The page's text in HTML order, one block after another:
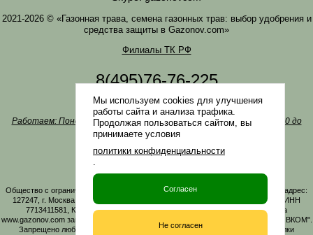
2021-2026 © «Газонная трава, семена газонных трав: выбор удобрения и
средства защиты в Gazonov.com»
Филиалы ТК РФ
8(495)76-76-225
8(985)76-76-335
Наша почтаinfo@gazonov.com
Работаем: Понедельник-четверг с 10:00 до 18:00, пятница - с 10:00 до
17:00
Наши награды и письма
Политика конфиденциальности
Заказать обратный звонок
Общество с ограниченной ответственностью «ГАЗОНОВКОМ» Юридический адрес:
127247, г. Москва, Дмитровское ш., д. 100, стр. 2, этаж 01, помещение 3106 ИНН
7713411581, КПП 771301001 ОГРН 1167746161219. Все материалы сайта
www.gazonov.com защищены авторским правом и принадлежат ООО "ГАЗОНОВКОМ".
Запрещено любое копирование материалов сайта без активной гиперссылки
Мы используем cookies для улучшения
работы сайта и анализа трафика.
Продолжая пользоваться сайтом, вы
принимаете условия
политики конфиденциальности
.
Согласен
Не согласен